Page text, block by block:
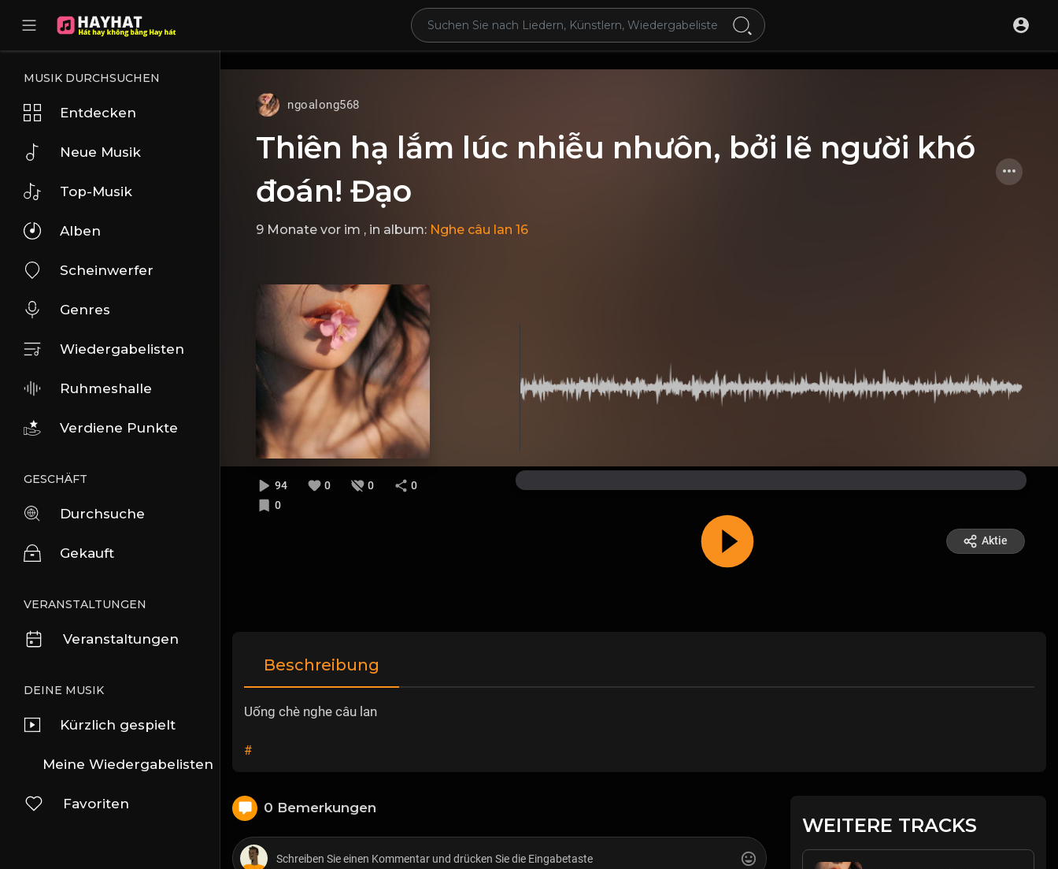
MUSIK DURCHSUCHEN
Entdecken
Neue Musik
Top-Musik
Alben
Scheinwerfer
Genres
Wiedergabelisten
Ruhmeshalle
Verdiene Punkte
GESCHÄFT
Durchsuche
Gekauft
VERANSTALTUNGEN
Veranstaltungen
DEINE MUSIK
Kürzlich gespielt
Meine Wiedergabelisten
Favoriten
ngoalong568
Thiên hạ lắm lúc nhiễu nhưôn, bởi lẽ người khó
đoán! Đạo
9 Monate vor im , in album: Nghe câu lan 16
94 0 0
0
0
Aktie
Beschreibung
Uống chè nghe câu lan
#
0 Bemerkungen
WEITERE TRACKS